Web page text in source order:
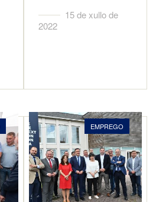
15 de xullo de
2022
EMPREGO